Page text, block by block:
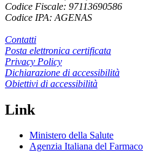
Codice Fiscale: 97113690586
Codice IPA: AGENAS
Contatti
Posta elettronica certificata
Privacy Policy
Dichiarazione di accessibilità
Obiettivi di accessibilità
Link
Ministero della Salute
Agenzia Italiana del Farmaco